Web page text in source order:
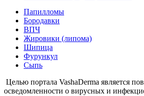
Папилломы
Бородавки
ВПЧ
Жировики (липома)
Шипица
Фурункул
Сыпь
Целью портала VashaDerma является
осведомленности о вирусных и